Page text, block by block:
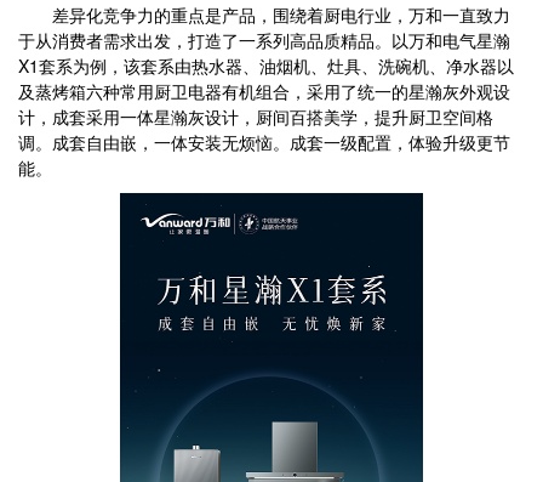
差异化竞争力的重点是产品，围绕着厨电行业，万和一直致力
于从消费者需求出发，打造了一系列高品质精品。以万和电气星瀚
X1套系为例，该套系由热水器、油烟机、灶具、洗碗机、净水器以
及蒸烤箱六种常用厨卫电器有机组合，采用了统一的星瀚灰外观设
计，成套采用一体星瀚灰设计，厨间百搭美学，提升厨卫空间格
调。成套自由嵌，一体安装无烦恼。成套一级配置，体验升级更节
能。